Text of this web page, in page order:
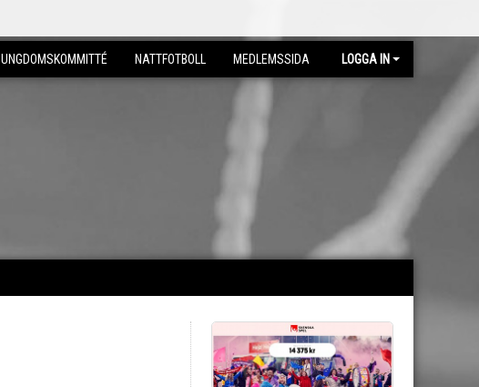
UNGDOMSKOMMITTÉ NATTFOTBOLL MEDLEMSSIDA LOGGA IN